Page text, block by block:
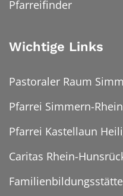
Pfarreifinder
Wichtige Links
Pastoraler Raum
Pfarrei Simmern-
Pfarrei Kastellaun
Caritas Rhein-